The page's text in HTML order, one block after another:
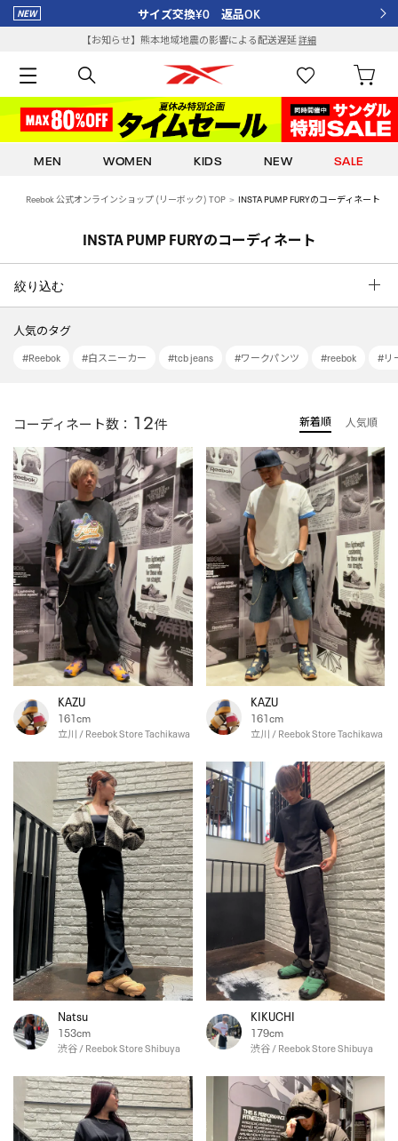
サイズ交換¥0 返品OK
【お知らせ】熊本地域地震の影響による配送遅延詳細
MEN WOMEN KIDS NEW SALE
Reebok 公式オンラインショップ (リーボック) TOP INSTA PUMP FURYのコーディネート
INSTA PUMP FURYのコーディネート
絞り込む
人気のタグ
#Reebok #白スニーカー #tcb jeans #ワークパンツ #reebok #リ
コーディネート数： 12件 新着順 人気順
KAZU
161cm
立川 / Reebok Store Tachikawa
KAZU
161cm
立川 / Reebok Store Tachikawa
Natsu
153cm
渋谷 / Reebok Store Shibuya
KIKUCHI
179cm
渋谷 / Reebok Store Shibuya